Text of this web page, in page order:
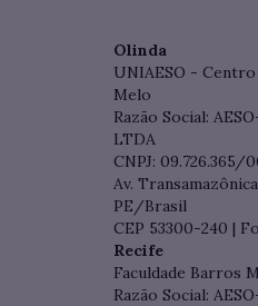
Olinda
UNIAESO -
Melo
Razão Social:
LTDA
CNPJ: 09.726.365/
Av.
PE/Brasil
CEP 53300-240 |
Recife
Faculdade Barros
Razão Social: